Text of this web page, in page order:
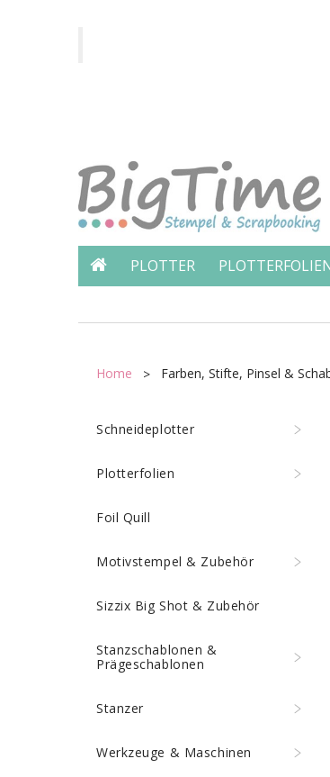
PLOTTER
Home Farben, Stifte, Pinsel &
Schneideplotter
Plotterfolien
Foil Quill
Motivstempel & Zubehör
Sizzix Big Shot & Zubehör
Stanzschablonen &
Prägeschablonen
Stanzer
Werkzeuge & Maschinen